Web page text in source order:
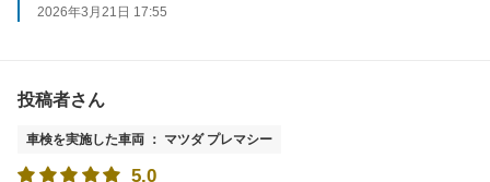
些細な事でも気になる事があればいつでもご相談ください。
2026年3月21日 17:55
投稿者さん
車検を実施した車両 ： マツダ プレマシー
5.0